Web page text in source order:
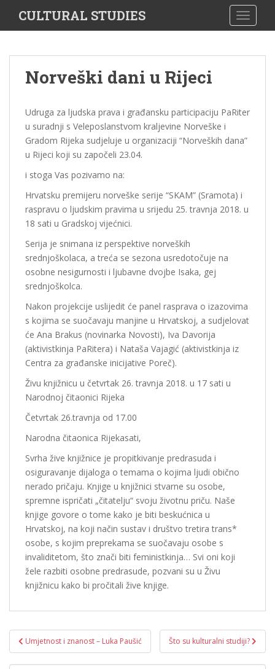
i
CULTURAL STUDIES
Norveški dani u Rijeci
Udruga za ljudska prava i građansku participaciju PaRiter
u suradnji s Veleposlanstvom kraljevine Norveške i
Gradom Rijeka sudjeluje u organizaciji “Norveških dana”
u Rijeci koji su započeli 23.04.
i stoga Vas pozivamo na:
Hrvatsku premijeru norveške serije “SKAM” (Sramota) i
raspravu o ljudskim pravima u srijedu 25. travnja 2018. u
18 sati u Gradskoj vijećnici.
Serija je snimana iz perspektive norveških
srednjoškolaca, a treća se sezona usredotočuje na
osobne nesigurnosti i ljubavne dvojbe Isaka, gej
srednjoškolca.
Nakon projekcije uslijedit će panel rasprava o izazovima
s kojima se suočavaju manjine u Hrvatskoj, a sudjelovat
će Ana Brakus (novinarka Novosti), Iva Davorija
(aktivistkinja PaRitera) i Nataša Vajagić (aktivistkinja iz
Centra za građanske inicijative Poreč).
Živu knjižnicu u četvrtak 26. travnja 2018. u 17 sati u
Narodnoj čitaonici Rijeka
Četvrtak 26.travnja od 17.00
Narodna čitaonica Rijekasati,
Svrha žive knjižnice je propitkivanje predrasuda i
osiguravanje dijaloga o temama o kojima ljudi obično
nerado pričaju. Knjige u knjižnici stvarne su osobe,
spremne ispričati „čitatelju“ svoju životnu priču. Naše
knjige govore o tome kako je biti beskućnica u
Hrvatskoj, na koji način sustav i društvo tretira trans*
osobe, s kojim preprekama se suočavaju osobe s
invaliditetom, što znači biti feministkinja… Svi oni koji
žele razbiti osobne predrasude, pozvani su u Živu
knjižnicu kako bi pročitali žive knjige.
Navigacija objava
Umjetnost i znanost – Luka Paušić Što su kulturalni studiji?